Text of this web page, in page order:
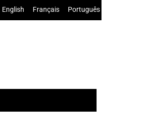
English Français Português